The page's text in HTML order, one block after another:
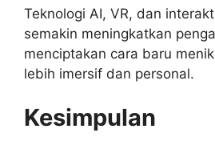
Teknologi AI, VR, dan
semakin meningkatkan
menciptakan cara baru
lebih imersif dan personal.
Kesimpulan